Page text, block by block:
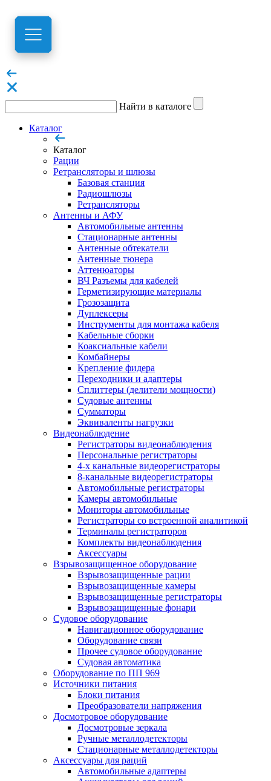
Найти в каталоге
Каталог
Каталог
Рации
Ретрансляторы и шлюзы
Базовая станция
Радиошлюзы
Ретрансляторы
Антенны и АФУ
Автомобильные антенны
Стационарные антенны
Антенные обтекатели
Антенные тюнера
Аттенюаторы
ВЧ Разъемы для кабелей
Герметизирующие материалы
Грозозащита
Дуплексеры
Инструменты для монтажа кабеля
Кабельные сборки
Коаксиальные кабели
Комбайнеры
Крепление фидера
Переходники и адаптеры
Сплиттеры (делители мощности)
Судовые антенны
Сумматоры
Эквиваленты нагрузки
Видеонаблюдение
Регистраторы видеонаблюдения
Персональные регистраторы
4-х канальные видеорегистраторы
8-канальные видеорегистраторы
Автомобильные регистраторы
Камеры автомобильные
Мониторы автомобильные
Регистраторы со встроенной аналитикой
Терминалы регистраторов
Комплекты видеонаблюдения
Аксессуары
Взрывозащищенное оборудование
Взрывозащищенные рации
Взрывозащищенные камеры
Взрывозащищенные регистраторы
Взрывозащищенные фонари
Судовое оборудование
Навигационное оборудование
Оборудование связи
Прочее судовое оборудование
Судовая автоматика
Оборудование по ПП 969
Источники питания
Блоки питания
Преобразователи напряжения
Досмотровое оборудование
Досмотровые зеркала
Ручные металлодетекторы
Стационарные металлодетекторы
Аксессуары для раций
Автомобильные адаптеры